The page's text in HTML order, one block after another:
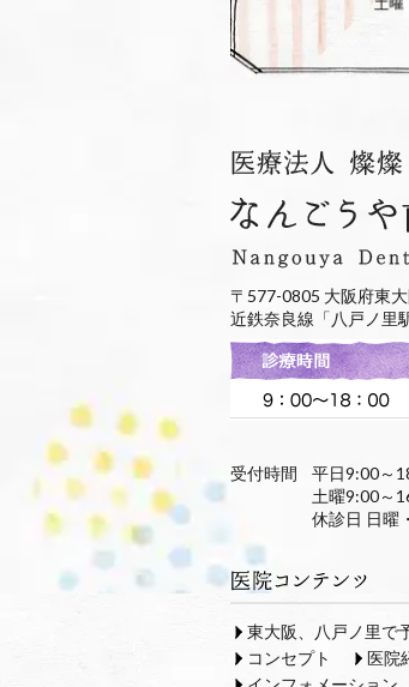
〒577-0805 大阪府東
近鉄奈良線「八戸ノ里
受付時間
平日9:00～
土曜9:00～
休診日 日曜
東大阪、八戸ノ里で
コンセプト
医院